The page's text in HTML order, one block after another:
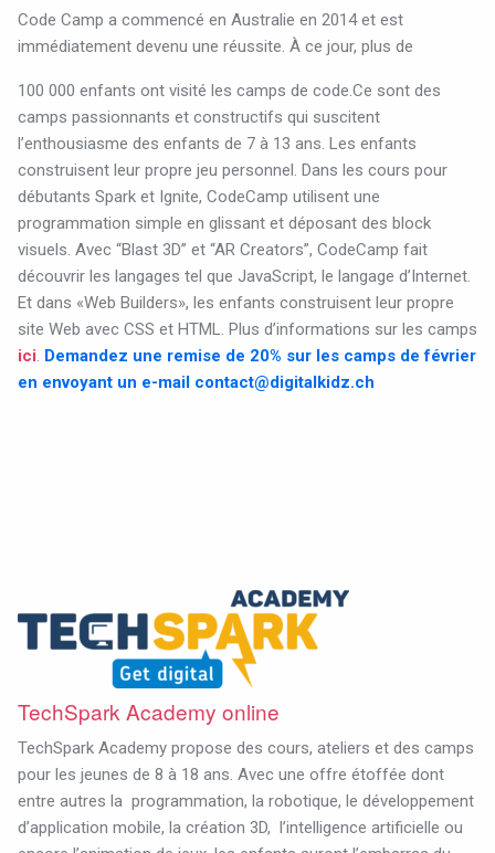
Code Camp a commencé en Australie en 2014 et est
immédiatement devenu une réussite. À ce jour, plus de
100 000 enfants ont visité les camps de code.Ce sont des
camps passionnants et constructifs qui suscitent
l’enthousiasme des enfants de 7 à 13 ans. Les enfants
construisent leur propre jeu personnel. Dans les cours pour
débutants Spark et Ignite, CodeCamp utilisent une
programmation simple en glissant et déposant des block
visuels. Avec “Blast 3D” et “AR Creators”, CodeCamp fait
découvrir les langages tel que JavaScript, le langage d’Internet.
Et dans «Web Builders», les enfants construisent leur propre
site Web avec CSS et HTML. Plus d’informations sur les camps
ici. Demandez une remise de 20% sur les camps de février
en envoyant un e-mail contact@digitalkidz.ch
TechSpark Academy online
TechSpark Academy propose des cours, ateliers et des camps
pour les jeunes de 8 à 18 ans. Avec une offre étoffée dont
entre autres la programmation, la robotique, le développement
d’application mobile, la création 3D,
l’intelligence artificielle ou